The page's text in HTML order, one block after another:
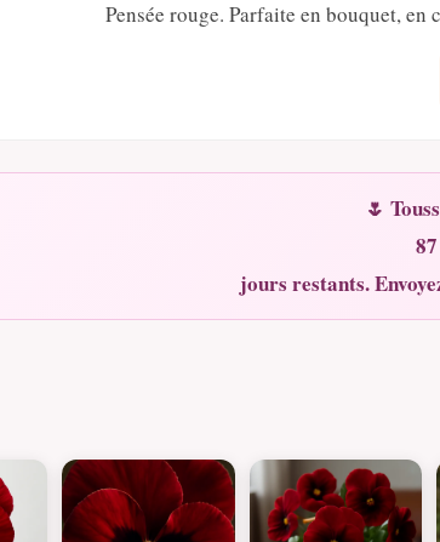
Pensée rouge. Parfaite en bouquet,
🌷
87
jours restants.